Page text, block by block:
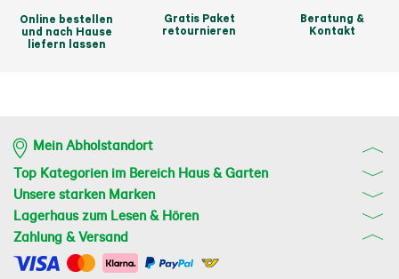
Online bestellen
und nach Hause
liefern lassen
Gratis Paket
retournieren
Beratung &
Kontakt
Mein Abholstandort
Top Kategorien im Bereich Haus & Garten
Unsere starken Marken
Lagerhaus zum Lesen & Hören
Zahlung & Versand